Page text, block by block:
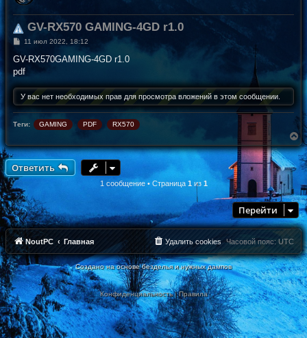
GV-RX570 GAMING-4GD r1.0
С
о
щ
е
н
и
е
11 июл 2022, 18:12
GV-RX570GAMING-4GD r1.0
pdf
У вас нет необходимых прав для просмотра вложений в этом сообщении.
Теги: GAMING PDF RX570
В
е
р
н
т
ь
с
я
к
н
ч
а
л
у
Ответить
1 сообщение • Страница 1из 1
Перейти
NoutPC Главная Часовой пояс: UTC
Удалить cookies
Создано на основе безделья и нужных дампов
Конфиденциальность|Правила